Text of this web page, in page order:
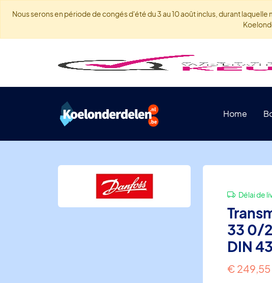
Nous serons en période de congés d'été du 3 au 10 août inclus, durant
Home
Délai de
33 0/
DIN
€ 249,55